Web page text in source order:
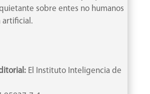
sobre entes no humanos
artificial.
El Instituto Inteligencia de